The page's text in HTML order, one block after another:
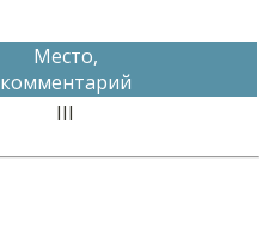
Место,
комментарий
III